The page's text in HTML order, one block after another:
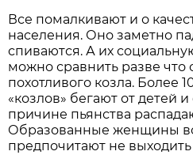
Все помалкивают и о
населения. Оно заметно
спиваются. А их
можно сравнить разве что
похотливого козла. Более
«козлов» бегают от детей
причине пьянства
Образованные женщины
предпочитают не